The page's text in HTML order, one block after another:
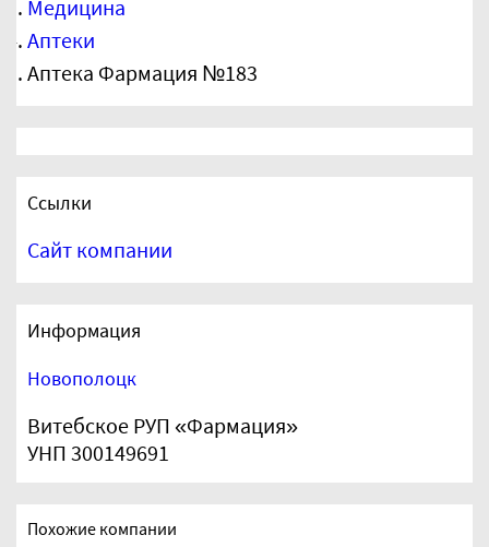
Медицина
Аптеки
Аптека Фармация №183
Ссылки
Сайт компании
Информация
Новополоцк
Витебское РУП «Фармация»
УНП 300149691
Похожие компании